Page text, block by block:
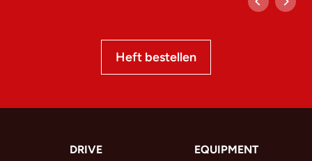
Heft bestellen
DRIVE EQUIPMENT